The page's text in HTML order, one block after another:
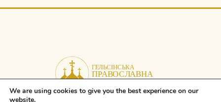
We are using cookies to give you the best experience on our
website.